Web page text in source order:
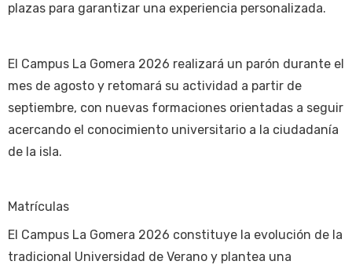
plazas para garantizar una experiencia personalizada.
El Campus La Gomera 2026 realizará un parón durante el
mes de agosto y retomará su actividad a partir de
septiembre, con nuevas formaciones orientadas a seguir
acercando el conocimiento universitario a la ciudadanía
de la isla.
Matrículas
El Campus La Gomera 2026 constituye la evolución de la
tradicional Universidad de Verano y plantea una